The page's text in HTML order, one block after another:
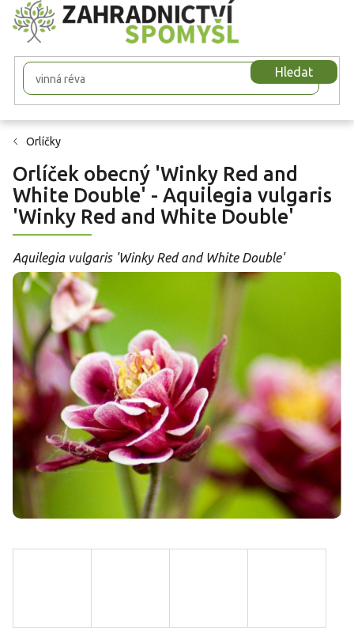
Přejít
na
obsah
Hledat
Orlíčky
Orlíček obecný 'Winky Red and
White Double' - Aquilegia vulgaris
'Winky Red and White Double'
Aquilegia vulgaris 'Winky Red and White Double'